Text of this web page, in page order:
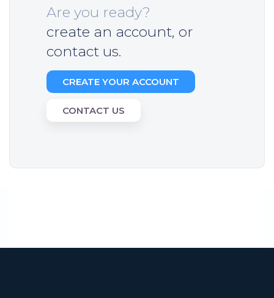
Are you ready?
create an account, or
contact us.
CREATE YOUR ACCOUNT
CONTACT US